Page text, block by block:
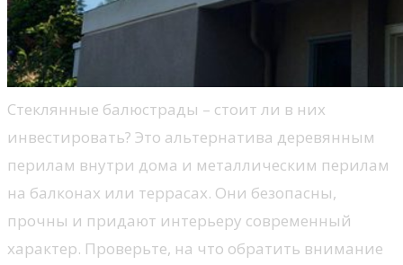
Стеклянные балюстрады – стоит ли в них
инвестировать? Это альтернатива деревянным
перилам внутри дома и металлическим перилам
на балконах или террасах. Они безопасны,
прочны и придают интерьеру современный
характер. Проверьте, на что обратить внимание